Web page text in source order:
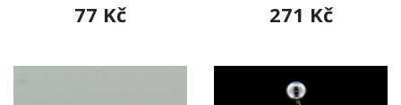
77 Kč 271 Kč